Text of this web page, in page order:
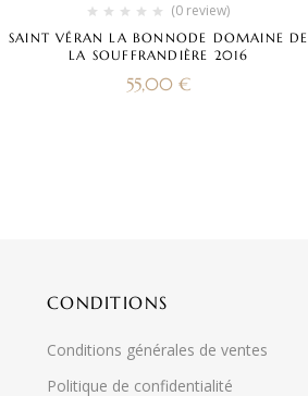
(0 review)
SAINT VÉRAN LA BONNODE DOMAINE DE
LA SOUFFRANDIÈRE 2016
55,00 €
CONDITIONS
Conditions générales de ventes
Politique de confidentialité